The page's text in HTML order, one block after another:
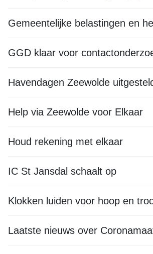
Gemeentelijke belastingen en
GGD klaar voor
Havendagen Zeewolde
Help via Zeewolde voor Elkaar
Houd rekening met elkaar
IC St Jansdal schaalt op
Klokken luiden voor hoop en
Laatste nieuws over